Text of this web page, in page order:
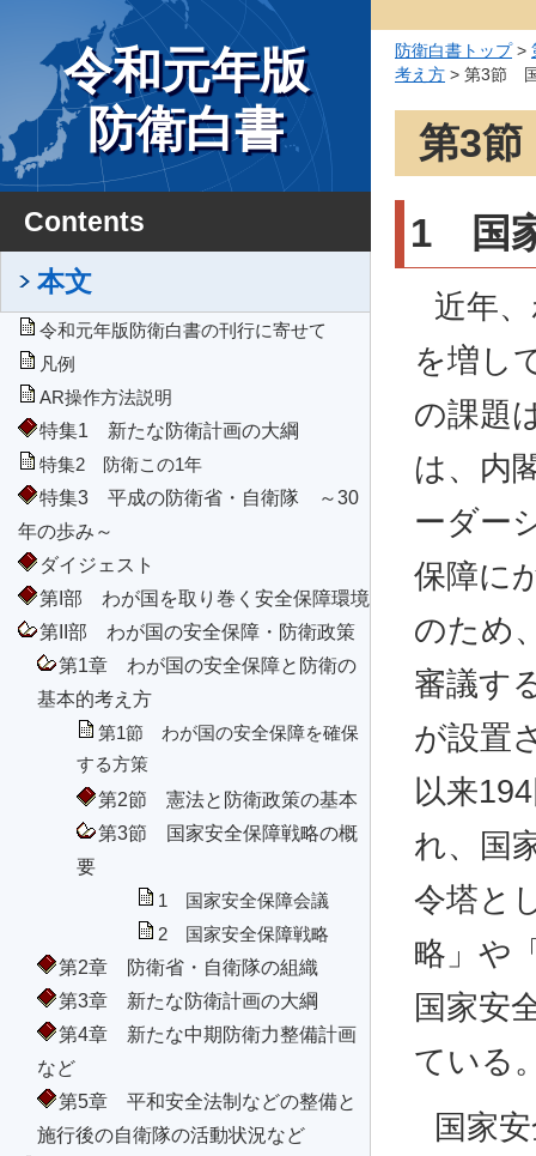
令和元年版
防衛白書
Contents
本文
令和元年版防衛白書の刊行に寄せて
凡例
AR操作方法説明
特集1 新たな防衛計画の大綱
特集2 防衛この1年
特集3 平成の防衛省・自衛隊 ～30
年の歩み～
ダイジェスト
第I部 わが国を取り巻く安全保障環境
第II部 わが国の安全保障・防衛政策
第1章 わが国の安全保障と防衛の
基本的考え方
第1節 わが国の安全保障を確保
する方策
第2節 憲法と防衛政策の基本
第3節 国家安全保障戦略の概
要
1 国家安全保障会議
2 国家安全保障戦略
第2章 防衛省・自衛隊の組織
第3章 新たな防衛計画の大綱
第4章 新たな中期防衛力整備計画
など
第5章 平和安全法制などの整備と
施行後の自衛隊の活動状況など
防衛白書トップ>
考え方 > 第3節
第3
1 国
近年
を増し
の課題
は、内
ーダー
保障に
のため
審議す
が設置
以来
れ、国
令塔と
略」や
国家安
ている
国家